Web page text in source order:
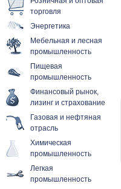
торговля
Энергетика
Мебельная и лесная
промышленность
Пищевая
промышленность
Финансовый рынок,
лизинг и страхование
Газовая и нефтяная
отрасль
Химическая
промышленность
Легкая
промышленность